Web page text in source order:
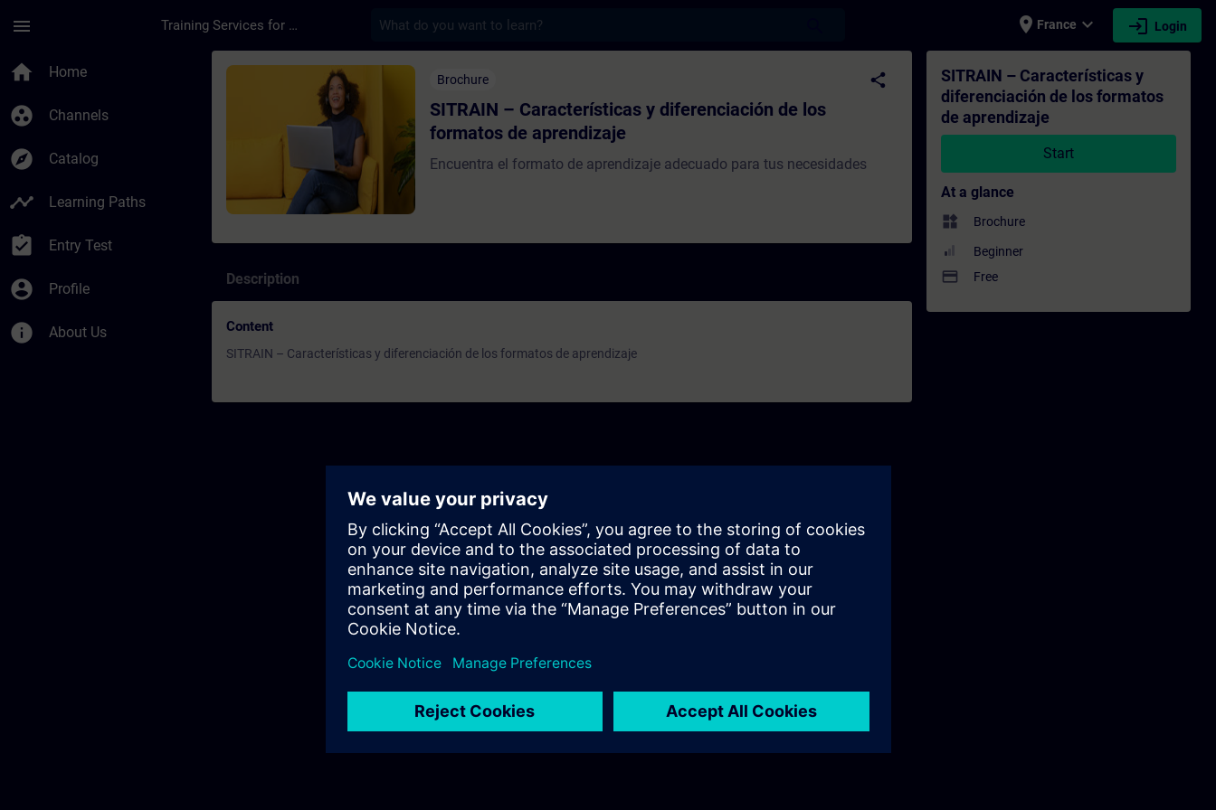
menu Training Services for Digital Industries place France expand_more login Login
home Home
group_work Channels
explore Catalog
timeline Learning Paths
assignment_turned_in Entry Test
account_circle Profile
info About Us
Course - SITRAIN – Características y diferenciación de los formatos de aprendizaje - Training - Training
Brochure share
SITRAIN – Características y diferenciación de los
formatos de aprendizaje
Encuentra el formato de aprendizaje adecuado para tus necesidades
Description
Content
SITRAIN – Características y diferenciación de los formatos de aprendizaje
SITRAIN – Características y
diferenciación de los formatos
de aprendizaje
Start
At a glance
widgets Brochure
Beginner
payment Free